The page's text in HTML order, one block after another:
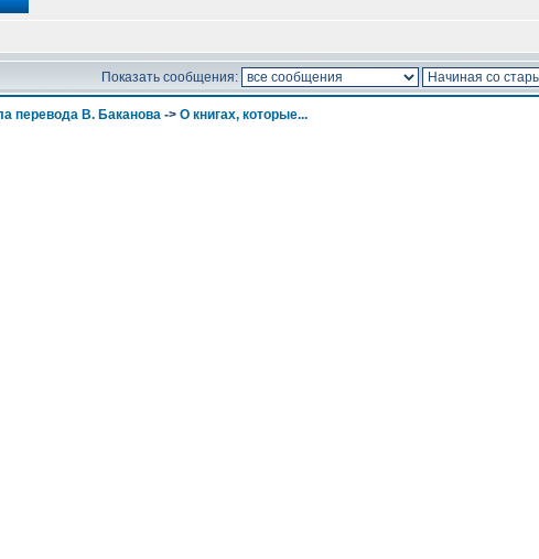
Показать сообщения:
перевода В. Баканова -> О книгах, которые...